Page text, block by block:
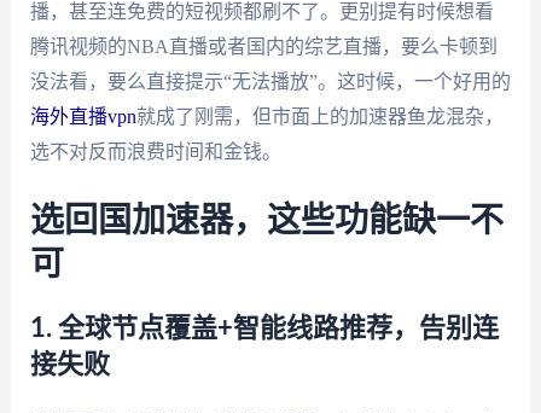
播，甚至连免费的短视频都刷不了。更别提有时候想看
腾讯视频的NBA直播或者国内的综艺直播，要么卡顿到
没法看，要么直接提示“无法播放”。这时候，一个好用的
海外直播vpn就成了刚需，但市面上的加速器鱼龙混杂，
选不对反而浪费时间和金钱。
选回国加速器，这些功能缺一不
可
1. 全球节点覆盖+智能线路推荐，告别连
接失败